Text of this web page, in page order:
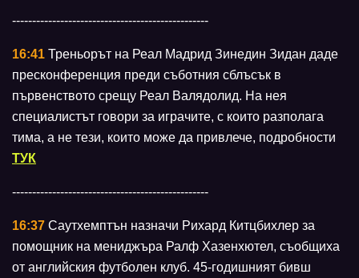
-------------------------------------------------
16:41 Треньорът на Реал Мадрид Зинедин Зидан даде
пресконференция преди съботния сблъсък в
първенството срещу Реал Валядолид. На нея
специалистът говори за играчите, с които разполага
тима, а не тези, които може да привлече, подробности
ТУК
-------------------------------------------------
16:37 Саутхемптън назначи Рихард Китцбихлер за
помощник на мениджъра Ралф Хазенхютел, съобщиха
от английския футболен клуб. 45-годишният бивш